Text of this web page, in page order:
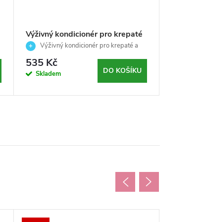
Výživný kondicionér pro krepaté
a nepoddajné vlasy-Curego silk
oil- AlterEgo - 300ml
Výživný kondicionér pro krepaté a
nepoddajné vlasy – hedvábná hebkost a
lesk
535 Kč
Skladem DO KOŠÍKU